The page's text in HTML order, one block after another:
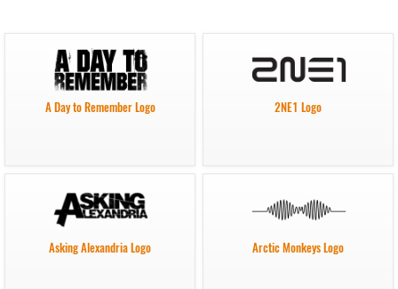
A Day to Remember Logo 2NE1 Logo
Asking Alexandria Logo Arctic Monkeys Logo